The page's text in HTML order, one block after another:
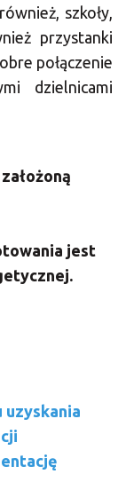
szkoły,
przystanki
połączenie
dzielnicami
jest
uzyskania